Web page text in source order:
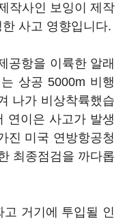
작사인 보잉이 제작
사고 영향입니다.
공항을 이륙한 알래
상공 5000m 비행
나가 비상착륙했습
연이은 사고가 발생
진 미국 연방항공청
최종점검을 까다롭
거기에 투입될 인